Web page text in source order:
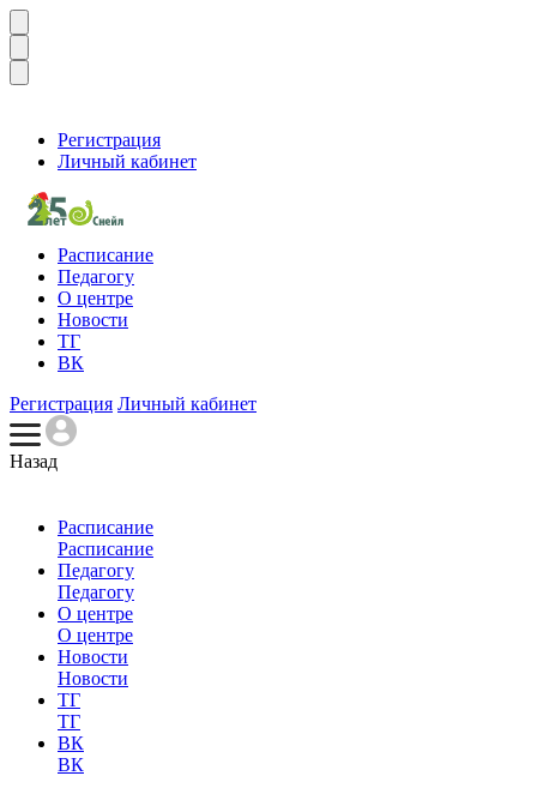
Регистрация
Личный кабинет
Расписание
Педагогу
О центре
Новости
ТГ
ВК
Регистрация Личный кабинет
Назад
Расписание
Расписание
Педагогу
Педагогу
О центре
О центре
Новости
Новости
ТГ
ТГ
ВК
ВК